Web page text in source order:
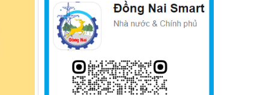
Từ ngày 03/8/2026 đến ngày
09/8/2026